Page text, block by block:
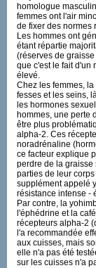
homologue
femmes ont l'air
de fixer des normes
Les hommes ont
étant répartie
(réserves de
que c'est le fait d'un
élevé.
Chez les femmes,
fesses et les seins,
les hormones
hommes, une perte
être plus
alpha-2. Ces
noradrénaline
ce facteur explique
perdre de la graisse
parties de leur
supplément appelé
résistance intense -
Par contre, la
l'éphédrine et la
récepteurs alpha-2
l'a recommandée
aux cuisses, mais
elle n'a pas été
sur les cuisses n'a